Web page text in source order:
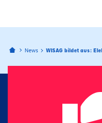
Bahnhofspassagen Potsdam
News WISAG bildet aus: